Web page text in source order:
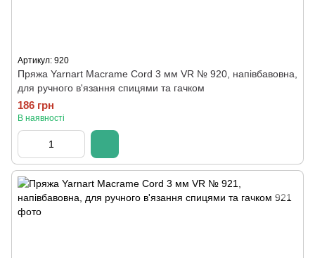
Артикул: 920
Пряжа Yarnart Macrame Cord 3 мм VR № 920, напівбавовна,
для ручного в'язання спицями та гачком
186 грн
В наявності